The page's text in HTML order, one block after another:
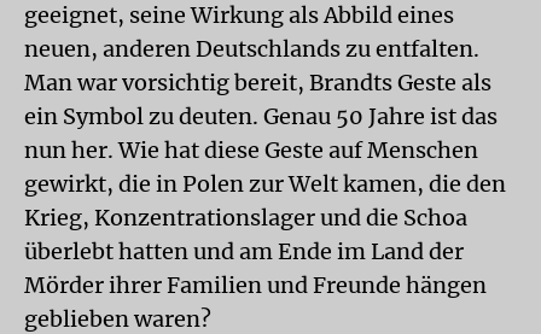
geeignet, seine Wirkung als Abbild eines
neuen, anderen Deutschlands zu entfalten.
Man war vorsichtig bereit, Brandts Geste als
ein Symbol zu deuten. Genau 50 Jahre ist das
nun her. Wie hat diese Geste auf Menschen
gewirkt, die in Polen zur Welt kamen, die den
Krieg, Konzentrationslager und die Schoa
überlebt hatten und am Ende im Land der
Mörder ihrer Familien und Freunde hängen
geblieben waren?